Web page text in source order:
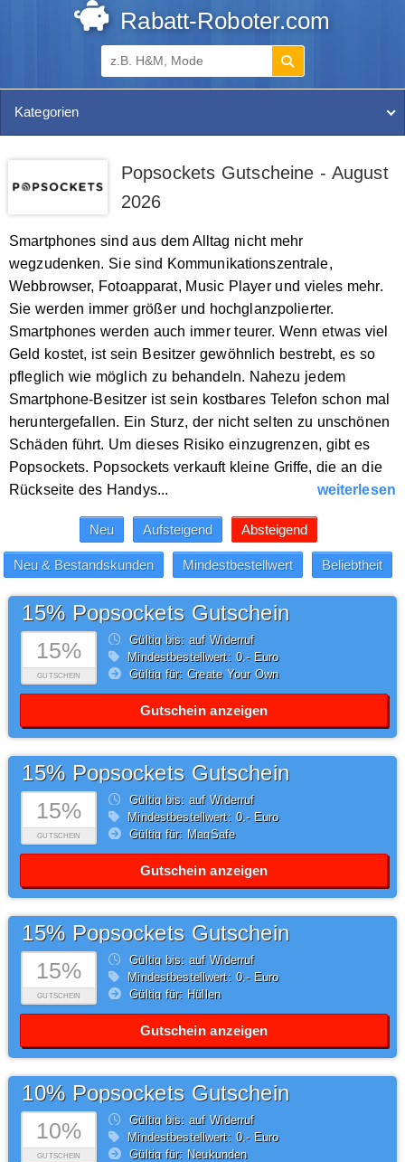
Rabatt-Roboter.com
Kategorien
Popsockets Gutscheine - August
2026
Smartphones sind aus dem Alltag nicht mehr
wegzudenken. Sie sind Kommunikationszentrale,
Webbrowser, Fotoapparat, Music Player und vieles mehr.
Sie werden immer größer und hochglanzpolierter.
Smartphones werden auch immer teurer. Wenn etwas viel
Geld kostet, ist sein Besitzer gewöhnlich bestrebt, es so
pfleglich wie möglich zu behandeln. Nahezu jedem
Smartphone-Besitzer ist sein kostbares Telefon schon mal
heruntergefallen. Ein Sturz, der nicht selten zu unschönen
Schäden führt. Um dieses Risiko einzugrenzen, gibt es
Popsockets. Popsockets verkauft kleine Griffe, die an die
Rückseite des Handys...
weiterlesen
15%
GUTSCHEIN
15% Popsockets Gutschein
Gültig bis: auf Widerruf
Mindestbestellwert: 0,- Euro
Gültig für: Create Your Own
Gutschein anzeigen
15%
GUTSCHEIN
15% Popsockets Gutschein
Gültig bis: auf Widerruf
Mindestbestellwert: 0,- Euro
Gültig für: MagSafe
Gutschein anzeigen
15%
GUTSCHEIN
15% Popsockets Gutschein
Gültig bis: auf Widerruf
Mindestbestellwert: 0,- Euro
Gültig für: Hüllen
Gutschein anzeigen
10%
GUTSCHEIN
10% Popsockets Gutschein
Gültig bis: auf Widerruf
Mindestbestellwert: 0,- Euro
Gültig für: Neukunden